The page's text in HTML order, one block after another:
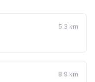
5.3 km
8.9 km